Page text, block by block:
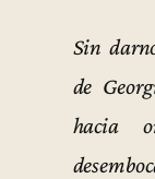
Sin
de
hacia